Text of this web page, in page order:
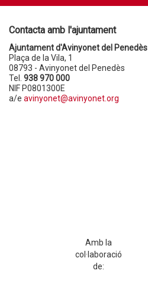
Contacta amb l'ajuntament
Ajuntament d'Avinyonet del Penedès
Plaça de la Vila, 1
08793 - Avinyonet del Penedès
Tel. 938 970 000
NIF P0801300E
a/e avinyonet@avinyonet.org
Amb la
col·laboració
de: